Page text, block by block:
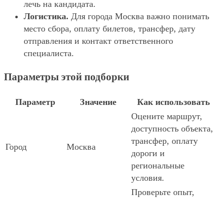
лечь на кандидата.
Логистика. Для города Москва важно понимать
место сбора, оплату билетов, трансфер, дату
отправления и контакт ответственного
специалиста.
Параметры этой подборки
Параметр Значение Как использовать
Город Москва
Оцените маршрут,
доступность объекта,
трансфер, оплату
дороги и
региональные
условия.
Проверьте опыт,